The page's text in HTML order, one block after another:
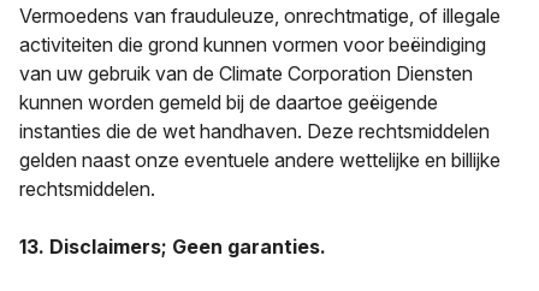
Vermoedens van frauduleuze, onrechtmatige, of illegale
activiteiten die grond kunnen vormen voor beëindiging
van uw gebruik van de Climate Corporation Diensten
kunnen worden gemeld bij de daartoe geëigende
instanties die de wet handhaven. Deze rechtsmiddelen
gelden naast onze eventuele andere wettelijke en billijke
rechtsmiddelen.
13. Disclaimers; Geen garanties.